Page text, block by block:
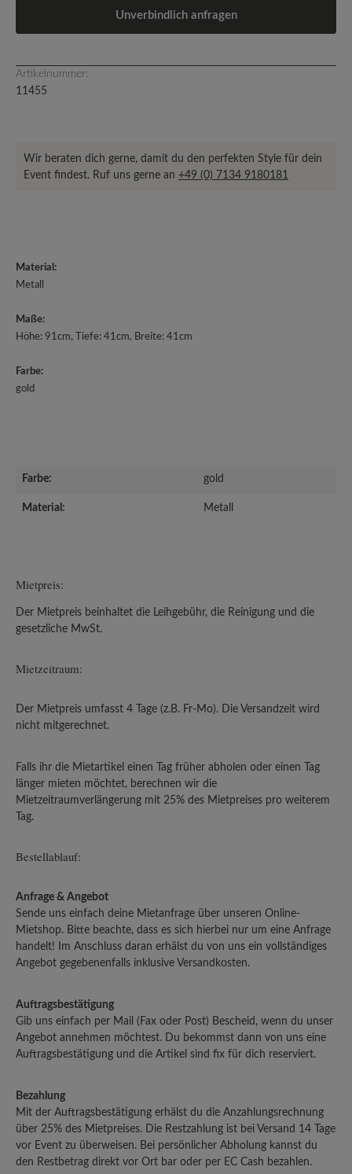
Unverbindlich anfragen
Artikelnummer:
11455
Wir beraten dich gerne, damit du den perfekten Style für dein
Event findest. Ruf uns gerne an +49 (0) 7134 9180181
Material:
Metall
Maße:
Höhe: 91cm, Tiefe: 41cm, Breite: 41cm
Farbe:
gold
Farbe: gold
Material: Metall
Mietpreis:
Der Mietpreis beinhaltet die Leihgebühr, die Reinigung und die
gesetzliche MwSt.
Mietzeitraum:
Der Mietpreis umfasst 4 Tage (z.B. Fr-Mo). Die Versandzeit wird
nicht mitgerechnet.
Falls ihr die Mietartikel einen Tag früher abholen oder einen Tag
länger mieten möchtet, berechnen wir die
Mietzeitraumverlängerung mit 25% des Mietpreises pro weiterem
Tag.
Bestellablauf:
Anfrage & Angebot
Sende uns einfach deine Mietanfrage über unseren Online-
Mietshop. Bitte beachte, dass es sich hierbei nur um eine Anfrage
handelt! Im Anschluss daran erhälst du von uns ein vollständiges
Angebot gegebenenfalls inklusive Versandkosten.
Auftragsbestätigung
Gib uns einfach per Mail (Fax oder Post) Bescheid, wenn du unser
Angebot annehmen möchtest. Du bekommst dann von uns eine
Auftragsbestätigung und die Artikel sind fix für dich reserviert.
Bezahlung
Mit der Auftragsbestätigung erhälst du die Anzahlungsrechnung
über 25% des Mietpreises. Die Restzahlung ist bei Versand 14 Tage
vor Event zu überweisen. Bei persönlicher Abholung kannst du
den Restbetrag direkt vor Ort bar oder per EC Cash bezahlen.